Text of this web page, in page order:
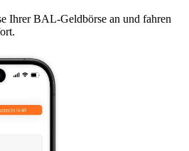
Ihrer BAL-Geldbörse an und fahren